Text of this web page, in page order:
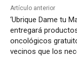
t
o
r
d
Artículo anterior
‘Ubrique Dame tu
entregará
oncológicos
vecinos que los